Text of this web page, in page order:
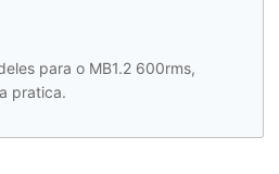
para o MB1.2 600rms,
pratica.